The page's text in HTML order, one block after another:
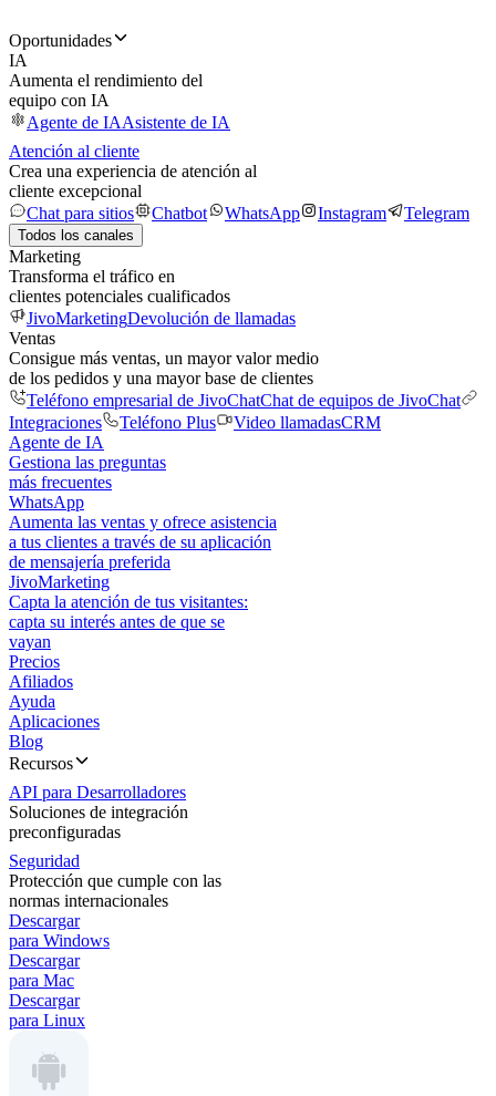
Oportunidades
IA
Aumenta el rendimiento del
equipo con IA
Agente de IAAsistente de IA
Atención al cliente
Crea una experiencia de atención al
cliente excepcional
Chat para sitios
Chatbot WhatsApp Instagram Telegram
Todos los canales
Marketing
Transforma el tráfico en
clientes potenciales cualificados
JivoMarketingDevolución de llamadas
Ventas
Consigue más ventas, un mayor valor medio
de los pedidos y una mayor base de clientes
Teléfono empresarial de JivoChatChat de equipos de JivoChat
Integraciones
Teléfono Plus Video llamadasCRM
Agente de IA
Gestiona las preguntas
más frecuentes
WhatsApp
Aumenta las ventas y ofrece asistencia
a tus clientes a través de su aplicación
de mensajería preferida
JivoMarketing
Capta la atención de tus visitantes:
capta su interés antes de que se
vayan
Precios
Afiliados
Ayuda
Aplicaciones
Blog
Recursos
API para Desarrolladores
Soluciones de integración
preconfiguradas
Seguridad
Protección que cumple con las
normas internacionales
Descargar
para Windows
Descargar
para Mac
Descargar
para Linux